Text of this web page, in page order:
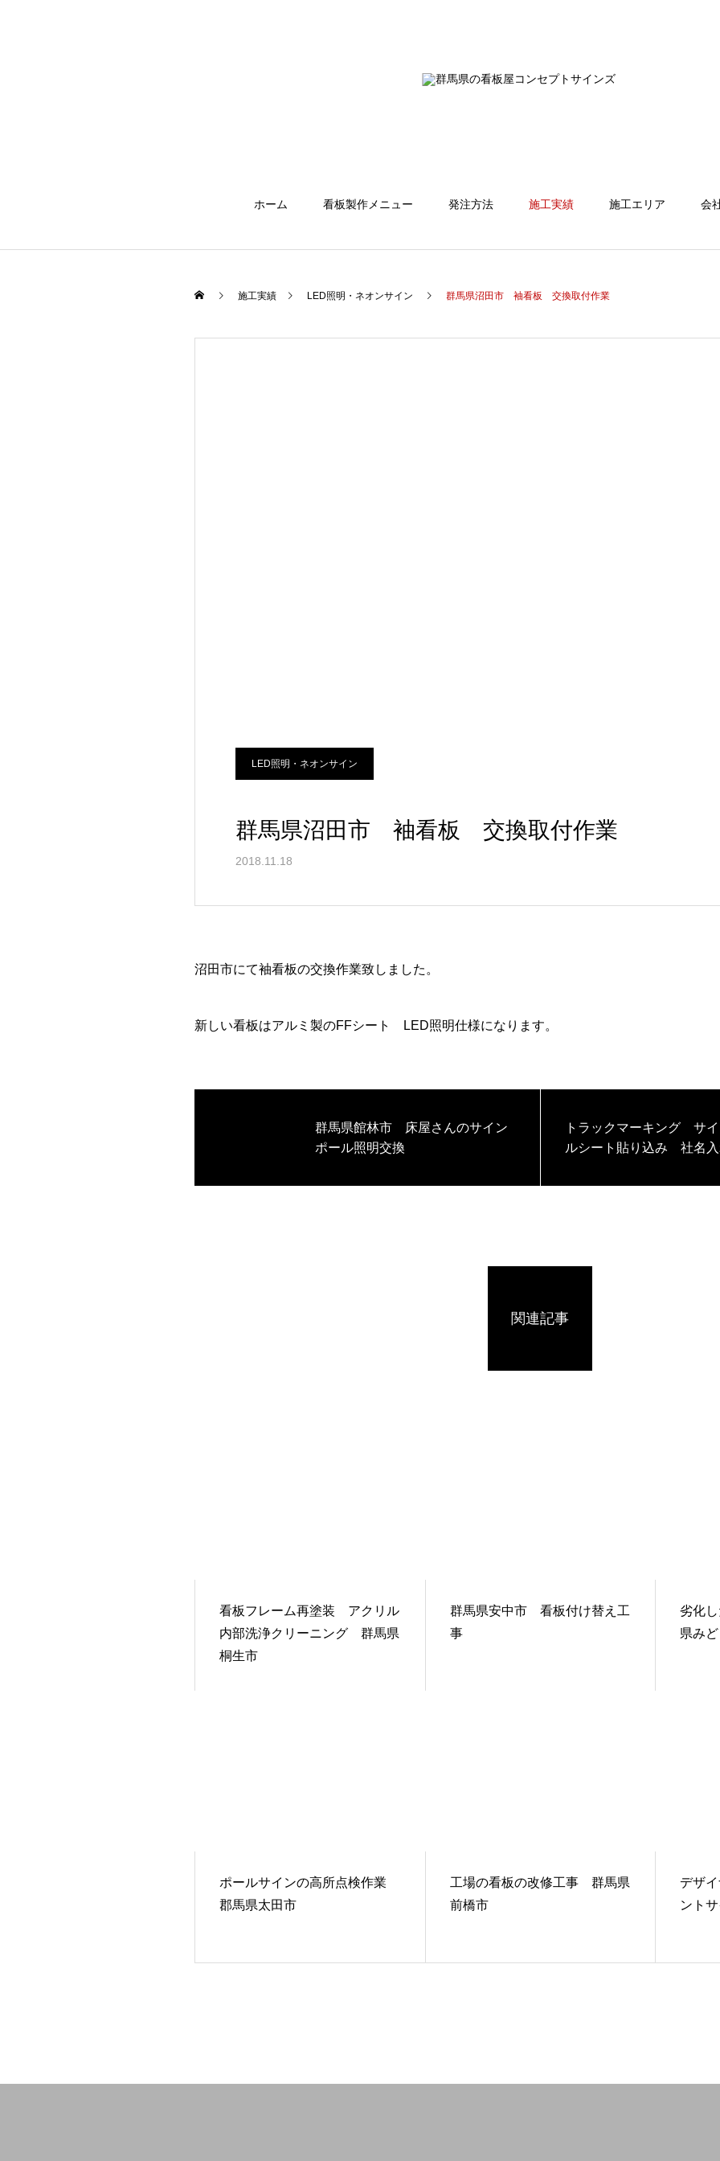
ホーム 看板製作メニュー 発注方法 施工実績 施工エリア 会
施工実績 LED照明・ネオンサイン 群馬県沼田市 袖看板 交換取付作業
LED照明・ネオンサイン
群馬県沼田市 袖看板 交換取付作業
2018.11.18
沼田市にて袖看板の交換作業致しました。
新しい看板はアルミ製のFFシート LED照明仕様になります。
群馬県館林市 床屋さんのサイン
ポール照明交換
トラックマーキング サ
ルシート貼り込み 社名
関連記事
看板フレーム再塗装 アクリル
内部洗浄クリーニング 群馬県
桐生市
群馬県安中市 看板付け替え工
事
劣化
県み
ポールサインの高所点検作業
郡馬県太田市
工場の看板の改修工事 群馬県
前橋市
デザ
ント